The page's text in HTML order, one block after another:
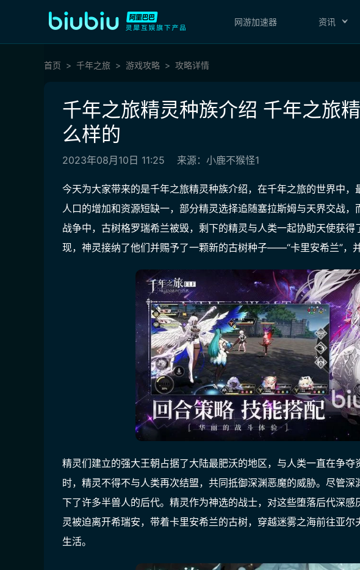
网游加速器 资讯
首页 千年之旅 游戏攻略 攻略详情
千年之旅精灵种族介绍 千年之旅
么样的
2023年08月10日 11:25 来源：小鹿不猴怪1
今天为大家带来的是千年之旅精灵种族介绍，在千年之旅的世界中
人口的增加和资源短缺一，部分精灵选择追随塞拉斯姆与天界交战
战争中，古树格罗瑞希兰被毁，剩下的精灵与人类一起协助天使获
现，神灵接纳了他们并赐予了一颗新的古树种子——“卡里安希兰”，
精灵们建立的强大王朝占据了大陆最肥沃的地区，与人类一直在争
时，精灵不得不与人类再次结盟，共同抵御深渊恶魔的威胁。尽管
下了许多半兽人的后代。精灵作为神选的战士，对这些堕落后代深
灵被迫离开希瑞安，带着卡里安希兰的古树，穿越迷雾之海前往亚
生活。